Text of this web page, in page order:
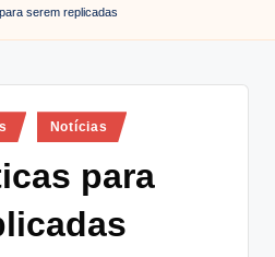
serem replicadas
Notícias
para